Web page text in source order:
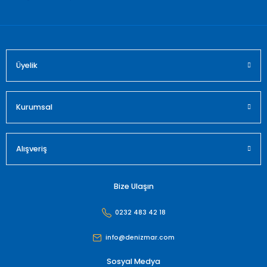
Üyelik
Kurumsal
Alışveriş
Bize Ulaşın
0232 483 42 18
info@denizmar.com
Sosyal Medya